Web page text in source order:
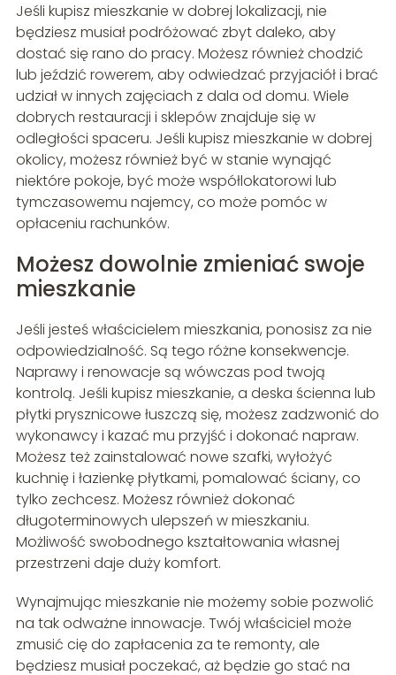
Jeśli kupisz mieszkanie w dobrej lokalizacji, nie
będziesz musiał podróżować zbyt daleko, aby
dostać się rano do pracy. Możesz również chodzić
lub jeździć rowerem, aby odwiedzać przyjaciół i brać
udział w innych zajęciach z dala od domu. Wiele
dobrych restauracji i sklepów znajduje się w
odległości spaceru. Jeśli kupisz mieszkanie w dobrej
okolicy, możesz również być w stanie wynająć
niektóre pokoje, być może współlokatorowi lub
tymczasowemu najemcy, co może pomóc w
opłaceniu rachunków.
Możesz dowolnie zmieniać swoje
mieszkanie
Jeśli jesteś właścicielem mieszkania, ponosisz za nie
odpowiedzialność. Są tego różne konsekwencje.
Naprawy i renowacje są wówczas pod twoją
kontrolą. Jeśli kupisz mieszkanie, a deska ścienna lub
płytki prysznicowe łuszczą się, możesz zadzwonić do
wykonawcy i kazać mu przyjść i dokonać napraw.
Możesz też zainstalować nowe szafki, wyłożyć
kuchnię i łazienkę płytkami, pomalować ściany, co
tylko zechcesz. Możesz również dokonać
długoterminowych ulepszeń w mieszkaniu.
Możliwość swobodnego kształtowania własnej
przestrzeni daje duży komfort.
Wynajmując mieszkanie nie możemy sobie pozwolić
na tak odważne innowacje. Twój właściciel może
zmusić cię do zapłacenia za te remonty, ale
będziesz musiał poczekać, aż będzie go stać na